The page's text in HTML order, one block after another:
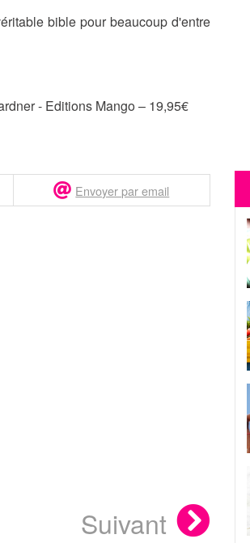
bible pour beaucoup d'entre
- Editions Mango – 19,95€
Envoyer par email
Suivant